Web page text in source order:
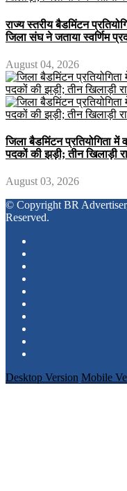
राज्य स्तरीय बैडमिंटन
जिला संघ ने जताया स्वर्णिम
August 04, 2026
जिला बैडमिंटन प्रतियोगिता
पदकों की झड़ी; तीन खिलाड़ी
August 03, 2026
© Copyright BR
Reserved.
Desktop Version Mobile